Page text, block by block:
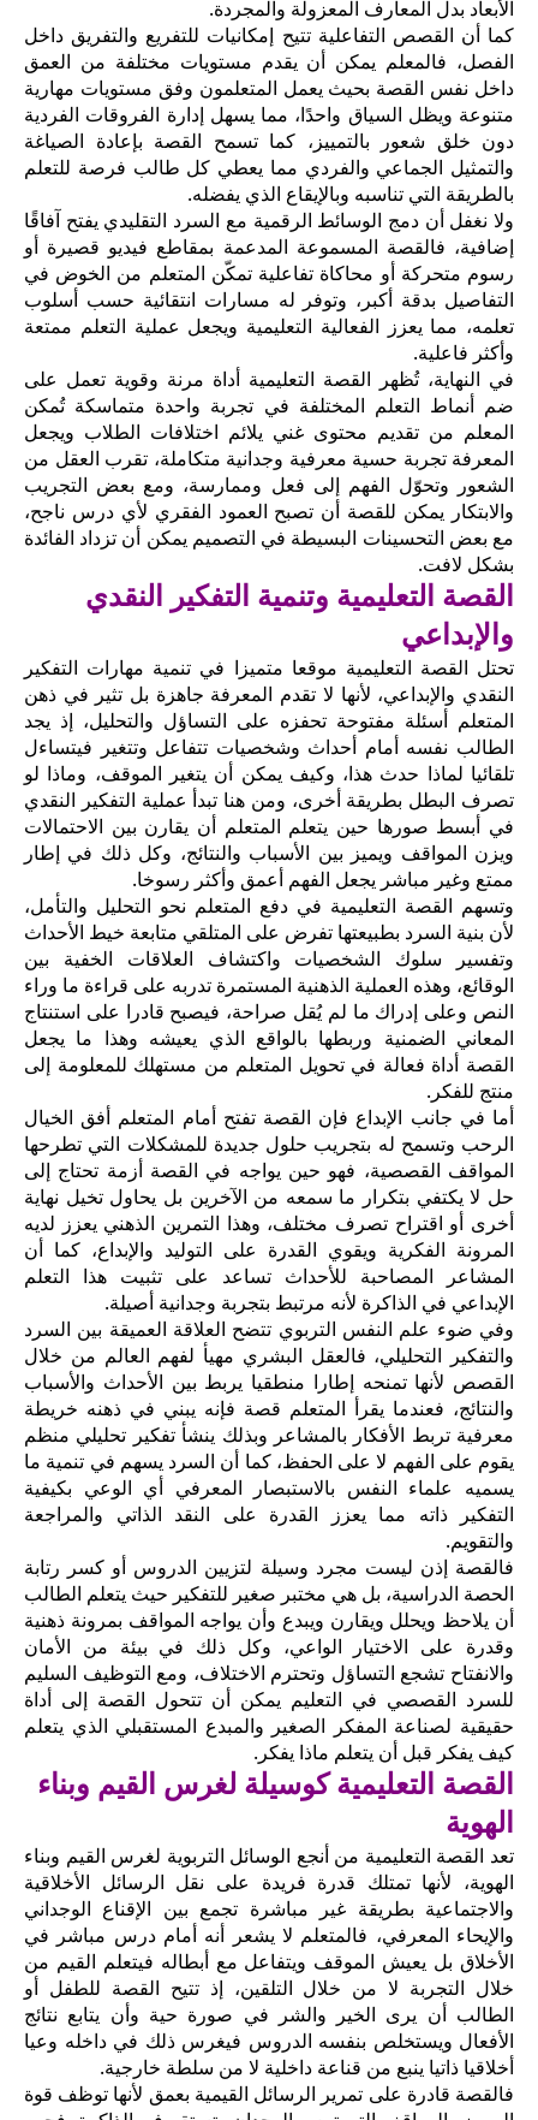
الأبعاد بدل المعارف المعزولة والمجردة.
كما أن القصص التفاعلية تتيح إمكانيات للتفريع والتفريق داخل
الفصل، فالمعلم يمكن أن يقدم مستويات مختلفة من العمق
داخل نفس القصة بحيث يعمل المتعلمون وفق مستويات مهارية
متنوعة ويظل السياق واحدًا، مما يسهل إدارة الفروقات الفردية
دون خلق شعور بالتمييز، كما تسمح القصة بإعادة الصياغة
والتمثيل الجماعي والفردي مما يعطي كل طالب فرصة للتعلم
بالطريقة التي تناسبه وبالإيقاع الذي يفضله.
ولا نغفل أن دمج الوسائط الرقمية مع السرد التقليدي يفتح آفاقًا
إضافية، فالقصة المسموعة المدعمة بمقاطع فيديو قصيرة أو
رسوم متحركة أو محاكاة تفاعلية تمكّن المتعلم من الخوض في
التفاصيل بدقة أكبر، وتوفر له مسارات انتقائية حسب أسلوب
تعلمه، مما يعزز الفعالية التعليمية ويجعل عملية التعلم ممتعة
وأكثر فاعلية.
في النهاية، تُظهر القصة التعليمية أداة مرنة وقوية تعمل على
ضم أنماط التعلم المختلفة في تجربة واحدة متماسكة تُمكن
المعلم من تقديم محتوى غني يلائم اختلافات الطلاب ويجعل
المعرفة تجربة حسية معرفية وجدانية متكاملة، تقرب العقل من
الشعور وتحوّل الفهم إلى فعل وممارسة، ومع بعض التجريب
والابتكار يمكن للقصة أن تصبح العمود الفقري لأي درس ناجح،
مع بعض التحسينات البسيطة في التصميم يمكن أن تزداد الفائدة
بشكل لافت.
القصة التعليمية وتنمية التفكير النقدي
والإبداعي
تحتل القصة التعليمية موقعا متميزا في تنمية مهارات التفكير
النقدي والإبداعي، لأنها لا تقدم المعرفة جاهزة بل تثير في ذهن
المتعلم أسئلة مفتوحة تحفزه على التساؤل والتحليل، إذ يجد
الطالب نفسه أمام أحداث وشخصيات تتفاعل وتتغير فيتساءل
تلقائيا لماذا حدث هذا، وكيف يمكن أن يتغير الموقف، وماذا لو
تصرف البطل بطريقة أخرى، ومن هنا تبدأ عملية التفكير النقدي
في أبسط صورها حين يتعلم المتعلم أن يقارن بين الاحتمالات
ويزن المواقف ويميز بين الأسباب والنتائج، وكل ذلك في إطار
ممتع وغير مباشر يجعل الفهم أعمق وأكثر رسوخا.
وتسهم القصة التعليمية في دفع المتعلم نحو التحليل والتأمل،
لأن بنية السرد بطبيعتها تفرض على المتلقي متابعة خيط الأحداث
وتفسير سلوك الشخصيات واكتشاف العلاقات الخفية بين
الوقائع، وهذه العملية الذهنية المستمرة تدربه على قراءة ما وراء
النص وعلى إدراك ما لم يُقل صراحة، فيصبح قادرا على استنتاج
المعاني الضمنية وربطها بالواقع الذي يعيشه وهذا ما يجعل
القصة أداة فعالة في تحويل المتعلم من مستهلك للمعلومة إلى
منتج للفكر.
أما في جانب الإبداع فإن القصة تفتح أمام المتعلم أفق الخيال
الرحب وتسمح له بتجريب حلول جديدة للمشكلات التي تطرحها
المواقف القصصية، فهو حين يواجه في القصة أزمة تحتاج إلى
حل لا يكتفي بتكرار ما سمعه من الآخرين بل يحاول تخيل نهاية
أخرى أو اقتراح تصرف مختلف، وهذا التمرين الذهني يعزز لديه
المرونة الفكرية ويقوي القدرة على التوليد والإبداع، كما أن
المشاعر المصاحبة للأحداث تساعد على تثبيت هذا التعلم
الإبداعي في الذاكرة لأنه مرتبط بتجربة وجدانية أصيلة.
وفي ضوء علم النفس التربوي تتضح العلاقة العميقة بين السرد
والتفكير التحليلي، فالعقل البشري مهيأ لفهم العالم من خلال
القصص لأنها تمنحه إطارا منطقيا يربط بين الأحداث والأسباب
والنتائج، فعندما يقرأ المتعلم قصة فإنه يبني في ذهنه خريطة
معرفية تربط الأفكار بالمشاعر وبذلك ينشأ تفكير تحليلي منظم
يقوم على الفهم لا على الحفظ، كما أن السرد يسهم في تنمية ما
يسميه علماء النفس بالاستبصار المعرفي أي الوعي بكيفية
التفكير ذاته مما يعزز القدرة على النقد الذاتي والمراجعة
والتقويم.
فالقصة إذن ليست مجرد وسيلة لتزيين الدروس أو كسر رتابة
الحصة الدراسية، بل هي مختبر صغير للتفكير حيث يتعلم الطالب
أن يلاحظ ويحلل ويقارن ويبدع وأن يواجه المواقف بمرونة ذهنية
وقدرة على الاختيار الواعي، وكل ذلك في بيئة من الأمان
والانفتاح تشجع التساؤل وتحترم الاختلاف، ومع التوظيف السليم
للسرد القصصي في التعليم يمكن أن تتحول القصة إلى أداة
حقيقية لصناعة المفكر الصغير والمبدع المستقبلي الذي يتعلم
كيف يفكر قبل أن يتعلم ماذا يفكر.
القصة التعليمية كوسيلة لغرس القيم وبناء
الهوية
تعد القصة التعليمية من أنجع الوسائل التربوية لغرس القيم وبناء
الهوية، لأنها تمتلك قدرة فريدة على نقل الرسائل الأخلاقية
والاجتماعية بطريقة غير مباشرة تجمع بين الإقناع الوجداني
والإيحاء المعرفي، فالمتعلم لا يشعر أنه أمام درس مباشر في
الأخلاق بل يعيش الموقف ويتفاعل مع أبطاله فيتعلم القيم من
خلال التجربة لا من خلال التلقين، إذ تتيح القصة للطفل أو
الطالب أن يرى الخير والشر في صورة حية وأن يتابع نتائج
الأفعال ويستخلص بنفسه الدروس فيغرس ذلك في داخله وعيا
أخلاقيا ذاتيا ينبع من قناعة داخلية لا من سلطة خارجية.
فالقصة قادرة على تمرير الرسائل القيمية بعمق لأنها توظف قوة